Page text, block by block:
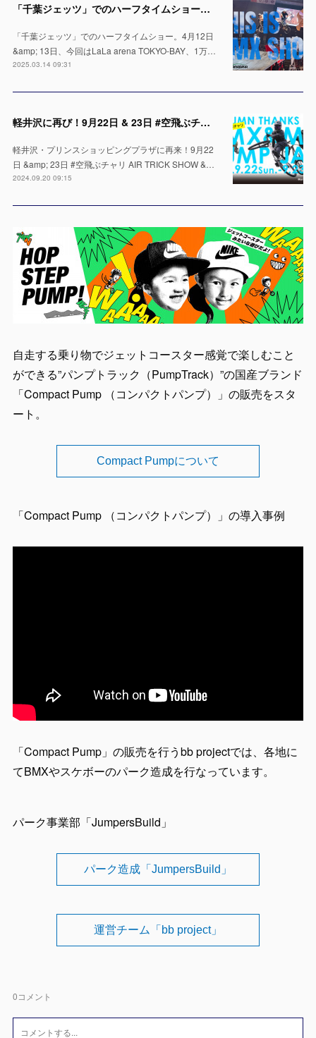
「千葉ジェッツ」でのハーフタイムショー出演決定！LaLa arena TOKYO-BAYの1万人の会場で実施 ※4月12日 & 13日
「千葉ジェッツ」でのハーフタイムショー。4月12日
&amp; 13日、今回はLaLa arena TOKYO-BAY、1万…
2025.03.14 09:31
軽井沢に再び！9月22日 & 23日 #空飛ぶチャリ AIR TRICK SHOW & パンプトラック体験！
軽井沢・プリンスショッピングプラザに再来！9月22
日 &amp; 23日 #空飛ぶチャリ AIR TRICK SHOW &…
2024.09.20 09:15
自走する乗り物でジェットコースター感覚で楽しむこと
ができる”パンプトラック（PumpTrack）”の国産ブランド
「Compact Pump （コンパクトパンプ）」の販売をスタ
ート。
Compact Pumpについて
「Compact Pump （コンパクトパンプ）」の導入事例
「Compact Pump」の販売を行うbb projectでは、各地に
てBMXやスケボーのパーク造成を行なっています。
パーク事業部「JumpersBuild」
パーク造成「JumpersBuild」
運営チーム「bb project」
0コメント